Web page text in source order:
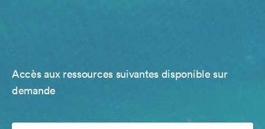
Accès aux ressources suivantes disponible sur
demande